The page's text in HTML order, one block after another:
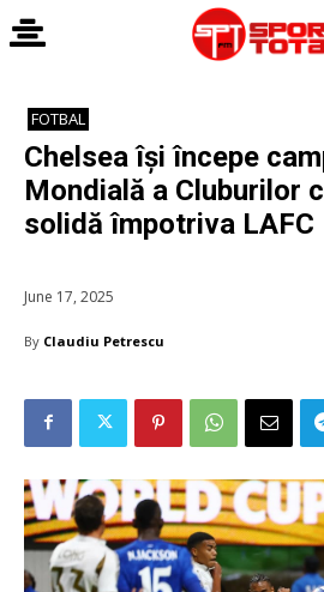
FOTBAL
Chelsea își începe
Mondială a Cluburilor
solidă împotriva LAFC
June 17, 2025
By Claudiu Petrescu